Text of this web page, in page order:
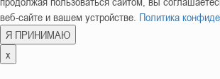
веб-сайте и вашем устройстве. Политика
Я ПРИНИМАЮ
x